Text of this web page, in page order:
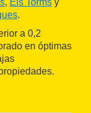
, Els Torms y
.
a 0,2
en óptimas